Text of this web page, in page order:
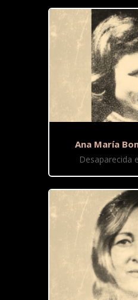
Ana María
Desaparecida